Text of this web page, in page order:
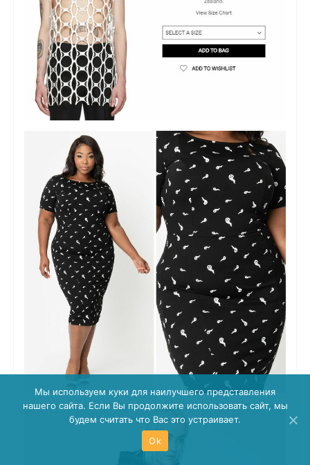
Мы используем куки для наилучшего представления
нашего сайта. Если Вы продолжите использовать сайт, мы
будем считать что Вас это устраивает.
Ok